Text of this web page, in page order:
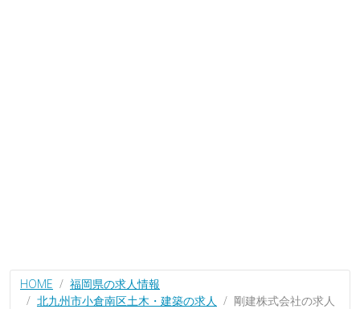
HOME
福岡県の求人情報
北九州市小倉南区土木・建築の求人
剛建株式会社の求人